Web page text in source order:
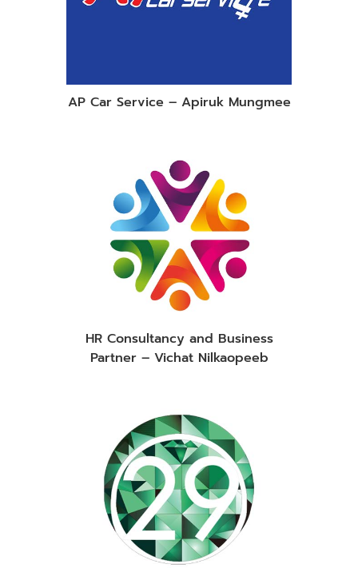
AP Car Service – Apiruk Mungmee
HR Consultancy and Business
Partner – Vichat Nilkaopeeb